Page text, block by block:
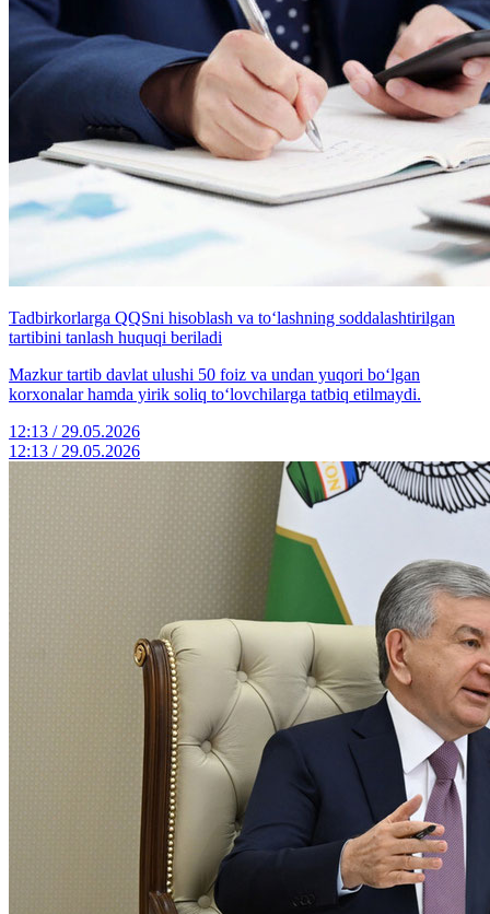
Tadbirkorlarga QQSni hisoblash va to‘lashning soddalashtirilgan
tartibini tanlash huquqi beriladi
Mazkur tartib davlat ulushi 50 foiz va undan yuqori bo‘lgan
korxonalar hamda yirik soliq to‘lovchilarga tatbiq etilmaydi.
12:13 / 29.05.2026
12:13 / 29.05.2026